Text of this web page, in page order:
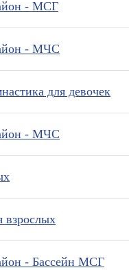
- МСГ
- МЧС
для девочек
- МЧС
взрослых
- Бассейн МСГ